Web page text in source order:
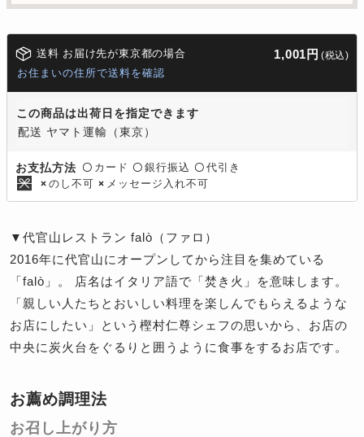
送料 お届け先が東京都の場合 1,001円 (税込)
お住まいの住所で送料を確認
この商品は出荷日を指定できます
配送 ヤマト運輸（東京）
お支払方法 〇 カード 〇 銀行振込 〇 代引き
× のし不可 × メッセージ入れ不可
▼代官山レストラン falò（ファロ）
2016年に代官山にオープンしてから注目を集めている
「falò」。 店名はイタリア語で「焚き火」を意味します。
「親しい人たちとおいしい料理を楽しんでもらえるような
お店にしたい」という樫村仁尊シェフの思いから、お店の
中央に炭火台をぐるりと囲うように食事をするお店です。
お薦め調理法
お召し上がり方